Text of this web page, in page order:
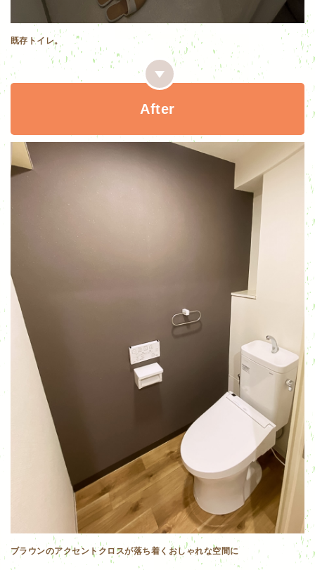
既存トイレ。
After
ブラウンのアクセントクロスが落ち着くおしゃれな空間に